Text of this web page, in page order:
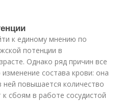
к единому мнению по
потенции в
Однако ряд причин все
состава крови: она
ней повышается количество
сбоям в работе сосудистой